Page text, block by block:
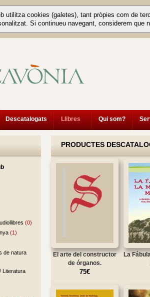
utilitza cookies (galetes), tant pròpies com de
Si continueu navegant, considerem que
Descatalogats Llibres Qui som?
(0)
(1)
de natura
Literatura
PRODUCTES
El arte del constructor
de órganos.
75€
La